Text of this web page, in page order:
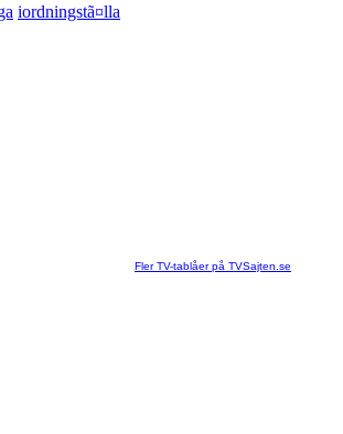
iordningstã¤lla
Fler TV-tablåer på TVSajten.se